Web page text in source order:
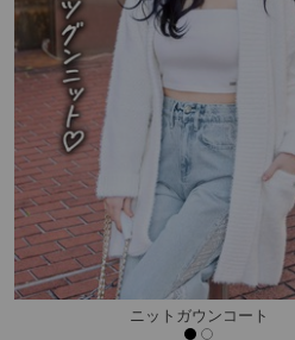
ニットガウンコート